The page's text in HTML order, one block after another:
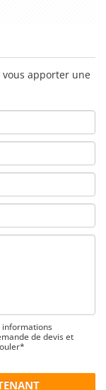
apporter une
informations
de devis et